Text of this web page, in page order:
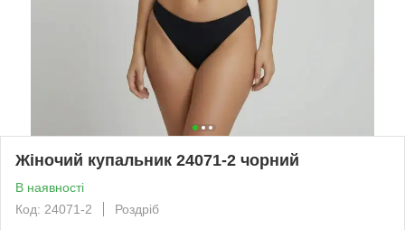
Жіночий купальник 24071-2 чорний
В наявності
Код: 24071-2
Роздріб